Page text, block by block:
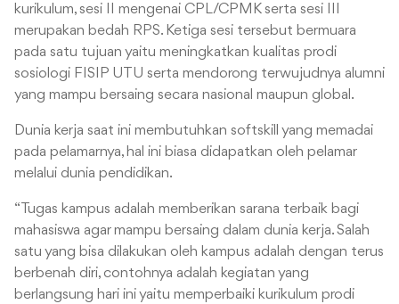
kurikulum, sesi II mengenai CPL/CPMK serta sesi III
merupakan bedah RPS. Ketiga sesi tersebut bermuara
pada satu tujuan yaitu meningkatkan kualitas prodi
sosiologi FISIP UTU serta mendorong terwujudnya alumni
yang mampu bersaing secara nasional maupun global.
Dunia kerja saat ini membutuhkan softskill yang memadai
pada pelamarnya, hal ini biasa didapatkan oleh pelamar
melalui dunia pendidikan.
“Tugas kampus adalah memberikan sarana terbaik bagi
mahasiswa agar mampu bersaing dalam dunia kerja. Salah
satu yang bisa dilakukan oleh kampus adalah dengan terus
berbenah diri, contohnya adalah kegiatan yang
berlangsung hari ini yaitu memperbaiki kurikulum prodi